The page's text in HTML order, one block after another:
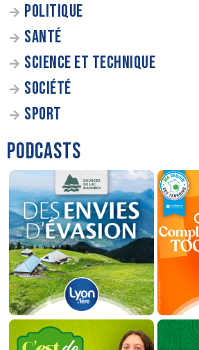
POLITIQUE
SANTÉ
SCIENCE ET TECHNIQUE
SOCIÉTÉ
SPORT
PODCASTS